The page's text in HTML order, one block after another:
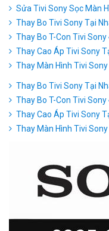
Sửa Tivi Sony Sọc Màn
Thay Bo Tivi Sony Tại
Thay Bo T-Con Tivi
Thay Cao Áp Tivi Sony
Thay Màn Hình Tivi Sony
Thay Bo Tivi Sony Tại
Thay Bo T-Con Tivi
Thay Cao Áp Tivi Sony
Thay Màn Hình Tivi Sony